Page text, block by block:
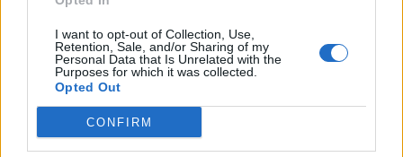
I want to opt-out of Collection, Use,
Retention, Sale, and/or Sharing of my
Personal Data that Is Unrelated with the
Purposes for which it was collected.
Opted Out
CONFIRM
Produktinformation.
Artikelnummer:ODIREA01+093
Leveranstid:Ca 4 veckor
Total höjd: 126-139 cm